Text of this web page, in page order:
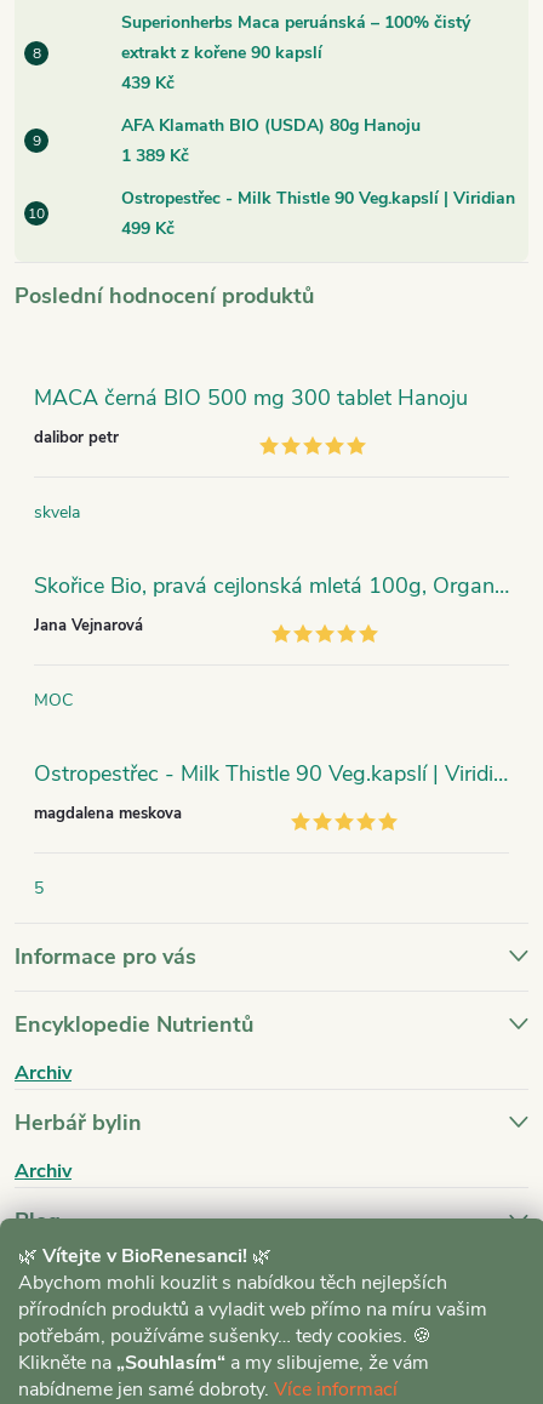
🌿 Vítejte v BioRenesanci! 🌿
Abychom mohli kouzlit s nabídkou těch nejlepších
přírodních produktů a vyladit web přímo na míru vašim
potřebám, používáme sušenky… tedy cookies. 🍪
Klikněte na „Souhlasím“ a my slibujeme, že vám
nabídneme jen samé dobroty. Více informací
Superionherbs Maca peruánská – 100% čistý
extrakt z kořene 90 kapslí
439 Kč
AFA Klamath BIO (USDA) 80g Hanoju
1 389 Kč
Ostropestřec - Milk Thistle 90 Veg.kapslí | Viridian
499 Kč
Poslední hodnocení produktů
MACA černá BIO 500 mg 300 tablet Hanoju
dalibor petr
skvela
Skořice Bio, pravá cejlonská mletá 100g, Organic India
Jana Vejnarová
MOC
Ostropestřec - Milk Thistle 90 Veg.kapslí | Viridian
magdalena meskova
5
Informace pro vás
Encyklopedie Nutrientů
Archiv
Herbář bylin
Archiv
Blog
Archiv